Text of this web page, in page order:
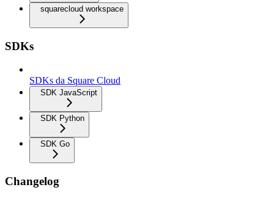
squarecloud workspace
SDKs
SDKs da Square Cloud
SDK JavaScript
SDK Python
SDK Go
Changelog